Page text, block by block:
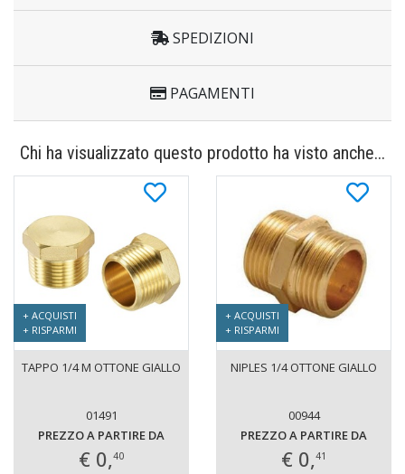
SPEDIZIONI
PAGAMENTI
Chi ha visualizzato questo prodotto ha visto anche...
+ ACQUISTI
+ RISPARMI
TAPPO 1/4 M OTTONE GIALLO
01491
PREZZO A PARTIRE DA
€ 0,40
+ ACQUISTI
+ RISPARMI
NIPLES 1/4 OTTONE GIALLO
00944
PREZZO A PARTIRE DA
€ 0,41